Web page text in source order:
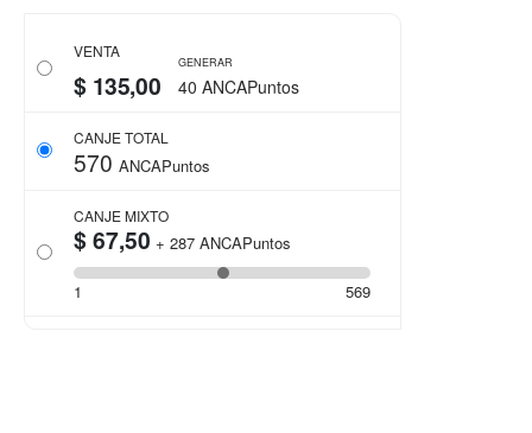
imágenesVENTA
$ 135,00
GENERAR
40 ANCAPuntos
CANJE TOTAL
570ANCAPuntos
CANJE MIXTO
$ 67,50 +287 ANCAPuntos
1 569